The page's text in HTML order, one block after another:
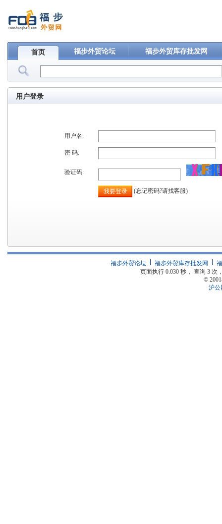
首页 福步外贸论坛 福步外贸库存批发网
用户登录
用户名:
密 码:
验证码:
(忘记密码?请找客服)
福步外贸论坛 福步外贸库存批发网
页面执行 0.030 秒， 查询 3 次
©
沪公